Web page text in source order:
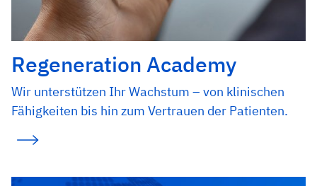
Regeneration Academy
Wir unterstützen Ihr Wachstum – von klinischen
Fähigkeiten bis hin zum Vertrauen der Patienten.